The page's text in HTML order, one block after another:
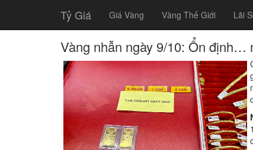
Tỷ Giá Giá Vàng Vàng Thế Giới Lãi
Vàng nhẫn ngày 9/10: Ổn định…